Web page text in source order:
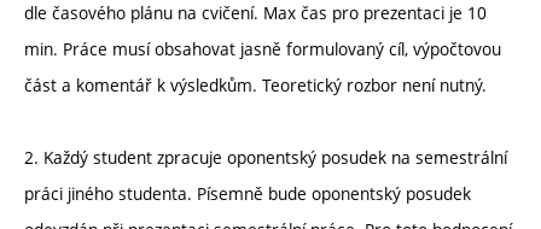
dle časového plánu na cvičení. Max čas pro prezentaci je 10
min. Práce musí obsahovat jasně formulovaný cíl, výpočtovou
část a komentář k výsledkům. Teoretický rozbor není nutný.
2. Každý student zpracuje oponentský posudek na semestrální
práci jiného studenta. Písemně bude oponentský posudek